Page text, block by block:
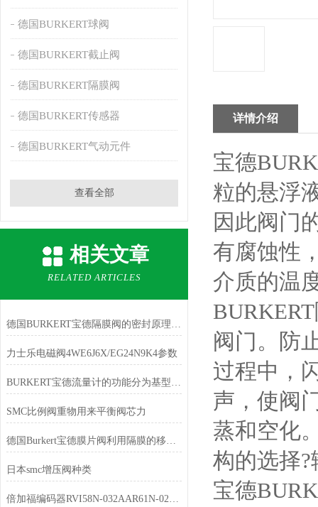
德国BURKERT球阀
德国BURKERT截止阀
德国BURKERT隔膜阀
德国BURKERT传感器
德国BURKERT气动元件
查看全部
相关文章
RELATED ARTICLES
德国BURKERT宝德隔膜阀的密封原理，隔膜阀的基本组成
力士乐电磁阀4WE6J6X/EG24N9K4参数
BURKERT宝德流量计的功能分为基型和浆液型两大类
SMC比例阀重物用来平衡阀芯力
德国Burkert宝德膜片阀利用隔膜的移动起调节作用
日本smc增压阀种类
倍加福编码器RVI58N-032AAR61N-02048 选型
详情介绍
宝德
粒的悬浮
因此阀门
有腐蚀性
介质的温
阀门。防
过程中，
声，使阀
蒸和空化
构的选择
宝德